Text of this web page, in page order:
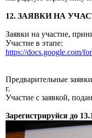
12. ЗАЯВКИ НА
Заявки на участие,
Участие в этапе:
https://docs.google.com/
Предварительные
г.
Участие с заявкой,
Зарегистрируйся до